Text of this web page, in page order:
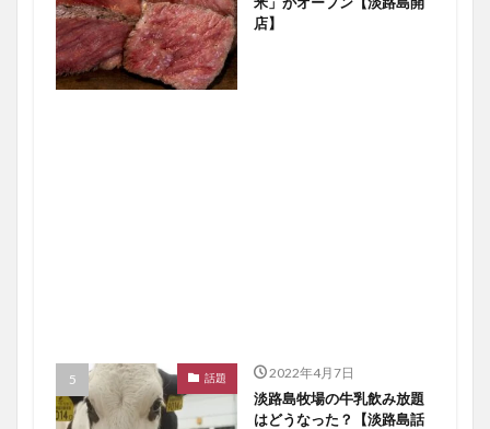
店】
話題 2022年4月7日
淡路島牧場の牛乳飲み放題
はどうなった？【淡路島話